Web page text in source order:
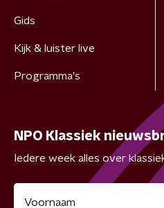
Gids
Kijk & luister live
Programma's
NPO Klassiek
Iedere week alles over